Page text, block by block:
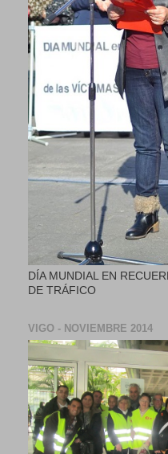
DÍA MUNDIAL EN
DE TRÁFICO
VIGO - NOVIEMBRE 2014